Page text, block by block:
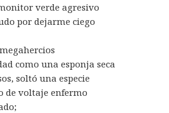
verde agresivo
por dejarme ciego
como una esponja seca
soltó una especie
de voltaje enfermo